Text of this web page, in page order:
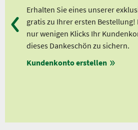
Erhalten Sie eines unserer
gratis zu Ihrer ersten Bestellung!
nur wenigen Klicks Ihr
dieses Dankeschön zu sichern.
Kundenkonto erstellen